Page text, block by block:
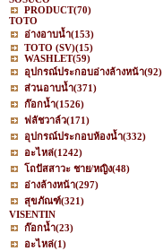
PRODUCT(70)
TOTO
อ่างอาบน้ำ(153)
TOTO (SV)(15)
WASHLET(59)
อุปกรณ์ประกอบอ่างล้างหน้า(92)
ส่วนอาบน้ำ(371)
ก๊อกน้ำ(1526)
ฟลัชวาล์ว(171)
อุปกรณ์ประกอบห้องน้ำ(332)
อะไหล่(1242)
โถปัสสาวะ ชาย/หญิง(48)
อ่างล้างหน้า(297)
สุขภัณฑ์(321)
VISENTIN
ก๊อกน้ำ(23)
อะไหล่(1)